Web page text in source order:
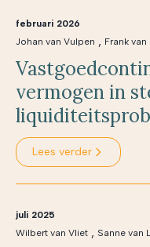
februari 2026
Johan van Vulpen , Frank van
vermogen in
Lees verder
juli 2025
Wilbert van Vliet , Sanne van